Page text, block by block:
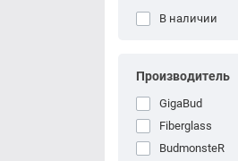
В наличии
Производитель
GigaBud
Fiberglass
BudmonsteR